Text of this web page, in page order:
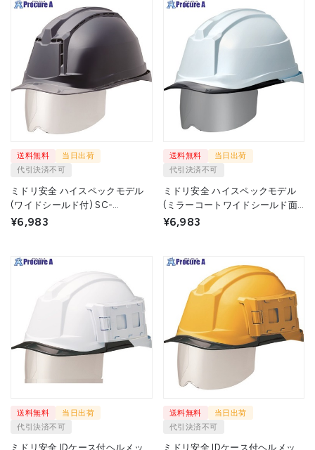
送料無料
当日出荷
代引決済不可
ミドリ安全 ハイスペックモデル
(ワイドシールド付) SC-
19PCLVSRA3アルファ ネイビー
¥6,983
送料無料
当日出荷
代引決済不可
ミドリ安全 ハイスペックモデル
(ミラーコートワイドシールド面
付) SC-19PCLSRA3アルファ SC-
¥6,983
送料無料
当日出荷
代引決済不可
ミドリ安全 IDケース付ヘルメッ
送料無料
当日出荷
代引決済不可
ミドリ安全 IDケース付ヘルメッ